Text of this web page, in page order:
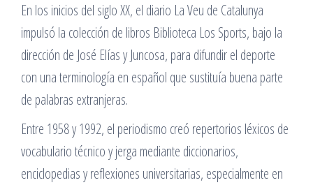
En los inicios del siglo XX, el diario La Veu de Catalunya
impulsó la colección de libros Biblioteca Los Sports, bajo la
dirección de José Elías y Juncosa, para difundir el deporte
con una terminología en español que sustituía buena parte
de palabras extranjeras.
Entre 1958 y 1992, el periodismo creó repertorios léxicos de
vocabulario técnico y jerga mediante diccionarios,
enciclopedias y reflexiones universitarias, especialmente en